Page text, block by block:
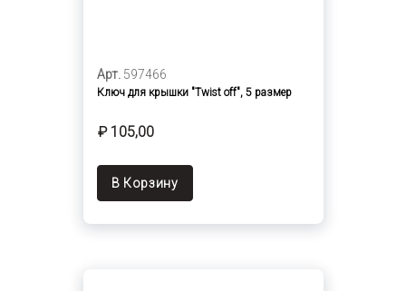
Арт. 597466
Ключ для крышки "Twist off", 5 размер
₽ 105,00
В Корзину